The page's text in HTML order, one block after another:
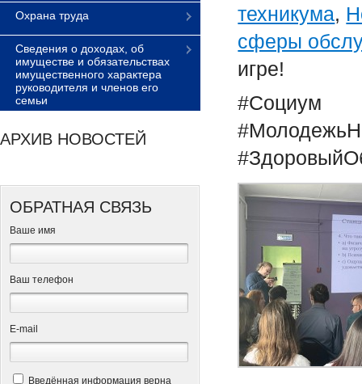
Охрана труда
Сведения о доходах, об
имуществе и обязательствах
имущественного характера
руководителя и членов его
семьи
АРХИВ НОВОСТЕЙ
ОБРАТНАЯ СВЯЗЬ
Ваше имя
Ваш телефон
Е-mail
Введённая информация верна
техникума,
сферы
игре!
#Социум